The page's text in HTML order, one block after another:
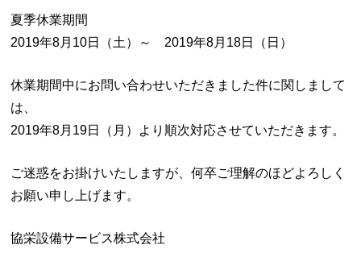
夏季休業期間
2019年8月10日（土）～ 2019年8月18日（日）
休業期間中にお問い合わせいただきました件に関しまして
は、
2019年8月19日（月）より順次対応させていただきます。
ご迷惑をお掛けいたしますが、何卒ご理解のほどよろしく
お願い申し上げます。
協栄設備サービス株式会社